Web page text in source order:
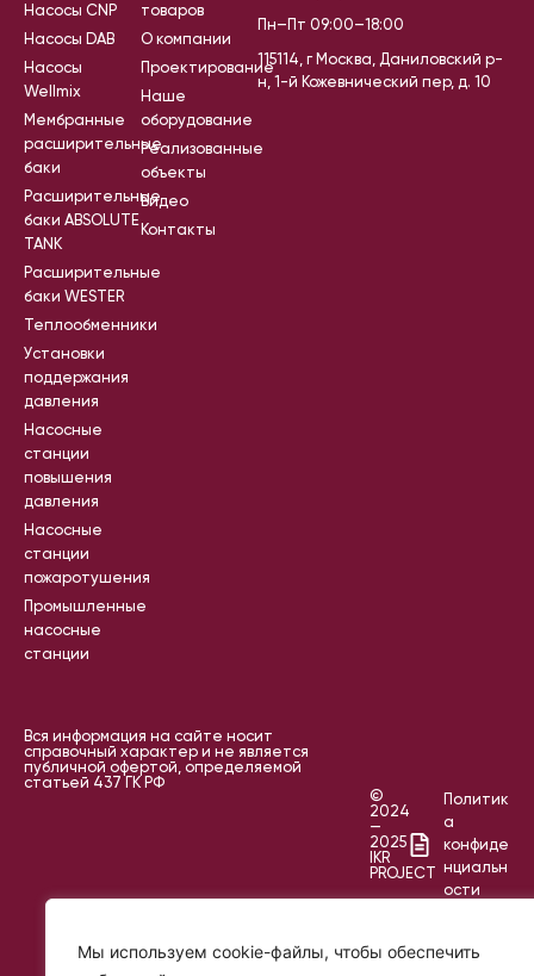
Мы используем cookie-файлы, чтобы обеспечить
Насосы CNP
Насосы DAB
Насосы
Wellmix
Мембранные
расширительные
баки
Расширительные
баки ABSOLUTE
TANK
Расширительные
баки WESTER
Теплообменники
Установки
поддержания
давления
Насосные
станции
повышения
давления
Насосные
станции
пожаротушения
Промышленные
насосные
станции
товаров
О компании
Проектирование
Наше
оборудование
Реализованные
объекты
Видео
Контакты
Пн–Пт 09:00–18:00
115114, г Москва, Даниловский р-
н, 1-й Кожевнический пер, д. 10
Вся информация на сайте носит
справочный характер и не является
публичной офертой, определяемой
статьей 437 ГК РФ
©
2024
—
2025
IKR
PROJECT
Политик
а
конфиде
нциальн
ости
ое